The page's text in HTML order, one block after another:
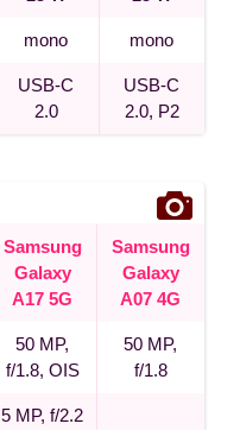
mono mono
USB-C
2.0
USB-C
2.0, P2
Samsung
Galaxy
A17 5G
Samsung
Galaxy
A07 4G
50 MP,
f/1.8, OIS
50 MP,
f/1.8
5 MP, f/2.2